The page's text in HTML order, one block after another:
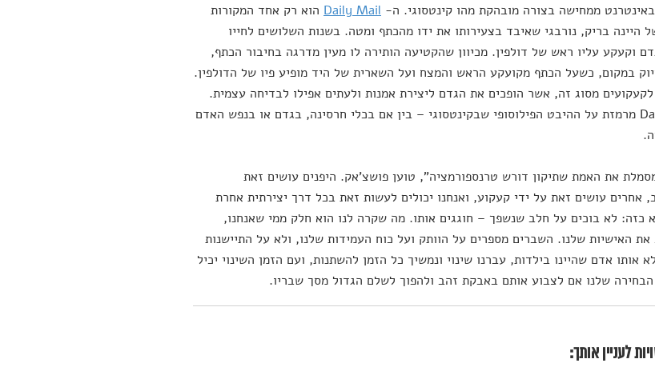
ממחישה בצורה מובהקת מהו קינטסוגי. ה- Daily Mail הוא רק אחד המקורות
היינה בריק, נורבגי שאיבד בצעירותו את ידו מהכתף ומטה. בשנות השלושים לחייו
וקעקע עליו ראש של דולפין. מכיוון שהקטיעה הותירה לו מעין מדרגה בחיבור הכתף,
במקום, כשעל הכתף מקועקע הראש והמצח ועל השארית של היד מופיע פיו של הדולפין.
לקעקועים מסוג זה, אשר הופכים את הגדם ליצירת אמנות ולעתים אפילו לבדיחה עצמית.
הכותרת ב-Daily Mail מרמזת על ההיבט הפילוסופי שבקינטסוגי – בין אם בכלי חרסינה, בגדם או בנפש האדם
את האמת שתיקון דורש טרנספורמציה", טוען פושצ'אק. היפנים עושים זאת
עושים זאת על ידי קעקוע, ואנחנו יכולים לעשות זאת בכל דרך יצירתית אחרת
כזה: לא בוכים על חלב שנשפך – חוגגים אותו. מה שקרה לנו הוא חלק ממי שאנחנו,
את האישיות שלנו. השברים מספרים על הוותק ועל כוח העמידות שלנו, ולא על התיישנות
אותו אדם שהיינו בילדות, עברנו שינוי ונמשיך כל הזמן להשתנות, ועם הזמן השינוי יכיל
הבחירה שלנו אם לצבוע אותם באבקת זהב ולהפוך לשלם הגדול מסך שבריו.
לעניין אותך: